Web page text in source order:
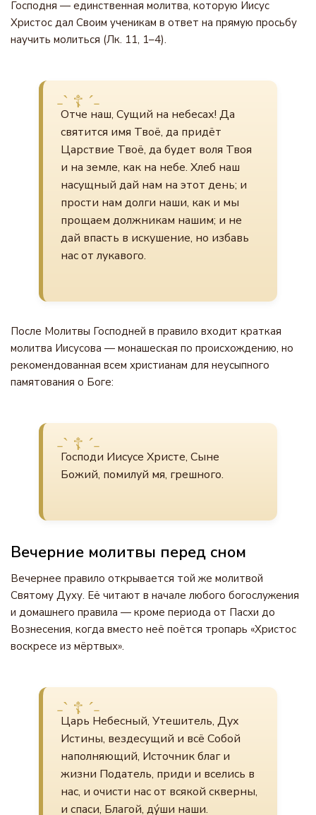
Господня — единственная молитва, которую Иисус
Христос дал Своим ученикам в ответ на прямую просьбу
научить молиться (Лк. 11, 1–4).
Отче наш, Сущий на небесах! Да
святится имя Твоё, да придёт
Царствие Твоё, да будет воля Твоя
и на земле, как на небе. Хлеб наш
насущный дай нам на этот день; и
прости нам долги наши, как и мы
прощаем должникам нашим; и не
дай впасть в искушение, но избавь
нас от лукавого.
После Молитвы Господней в правило входит краткая
молитва Иисусова — монашеская по происхождению, но
рекомендованная всем христианам для неусыпного
памятования о Боге:
Господи Иисусе Христе, Сыне
Божий, помилуй мя, грешного.
Вечерние молитвы перед сном
Вечернее правило открывается той же молитвой
Святому Духу. Её читают в начале любого богослужения
и домашнего правила — кроме периода от Пасхи до
Вознесения, когда вместо неё поётся тропарь «Христос
воскресе из мёртвых».
Царь Небесный, Утешитель, Дух
Истины, вездесущий и всё Собой
наполняющий, Источник благ и
жизни Податель, приди и вселись в
нас, и очисти нас от всякой скверны,
и спаси, Благой, ду́ши наши.